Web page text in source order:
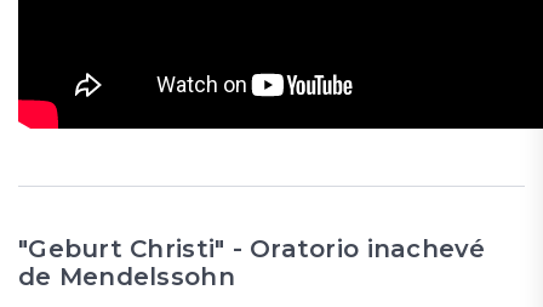
"Geburt Christi" - Oratorio inachevé
de Mendelssohn